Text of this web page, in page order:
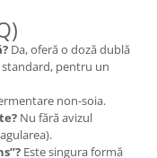
Da, oferă o doză dublă
pentru un
non-soia.
Nu fără avizul
Este singura formă